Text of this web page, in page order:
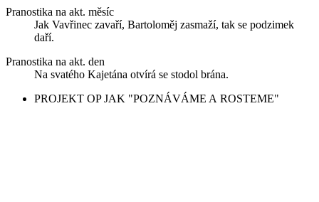
Pranostika na akt. měsíc
Jak Vavřinec zavaří, Bartoloměj zasmaží, tak se podzimek
daří.
Pranostika na akt. den
Na svatého Kajetána otvírá se stodol brána.
PROJEKT OP JAK "POZNÁVÁME A ROSTEME"